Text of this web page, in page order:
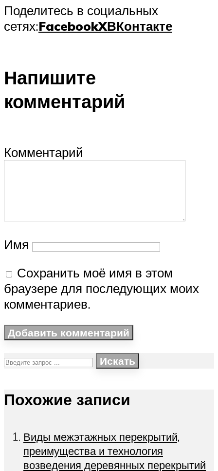
Поделитесь в социальных
сетях:FacebookXВКонтакте
Напишите
комментарий
Комментарий
Имя
Сохранить моё имя в этом
браузере для последующих моих
комментариев.
Искать
Похожие записи
Виды межэтажных перекрытий,
преимущества и технология
возведения деревянных перекрытий